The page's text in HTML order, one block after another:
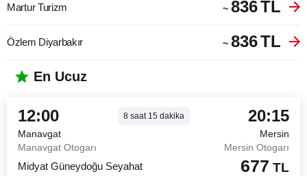
Martur Turizm ~ 836TL
Özlem Diyarbakır ~ 836TL
En Ucuz
12:00 8saat15dakika 20:15
Manavgat
Mersin
Manavgat Otogarı
Mersin Otogarı
Midyat Güneydoğu Seyahat 677 TL